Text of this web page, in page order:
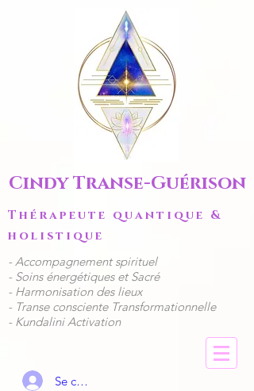
Cindy Transe-Guérison
Thérapeute quantique &
holistique
​- Accompagnement spirituel
​​- Soins énergétiques et Sacré
- Harmonisation des lieux
- Transe consciente Transformationnelle
- Kundalini Activation
Se connecter